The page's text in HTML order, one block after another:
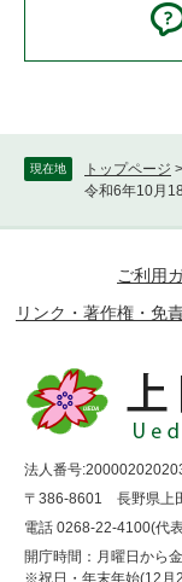
現在地 トップページ >
令和6年10月
ご利用
リンク・著作権・免
法人番号
〒386-8601 長野県上
電話 0268-22-4100(代
開庁時間：月曜日から
※祝日・年末年始(12月